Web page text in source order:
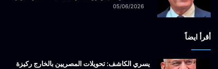
05/06/2026
أقرأ ايضاً
يسري الكاشف: تحويلات المصريين بالخارج ركيزة